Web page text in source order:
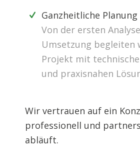
Ganzheitliche Planung
Von der ersten
Umsetzung begleiten
Projekt mit
und praxisnahen
Wir vertrauen auf ein
professionell und
abläuft.